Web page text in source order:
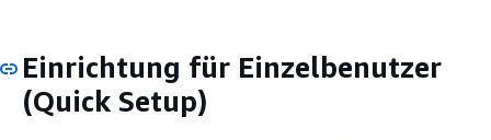
Einrichtung für Einzelbenutzer
(Quick Setup)